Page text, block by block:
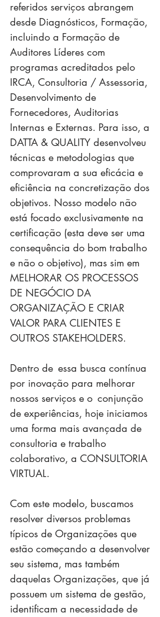
referidos serviços abrangem
desde Diagnósticos, Formação,
incluindo a Formação de
Auditores Líderes com
programas acreditados pelo
IRCA, Consultoria / Assessoria,
Desenvolvimento de
Fornecedores, Auditorias
Internas e Externas. Para isso, a
DATTA & QUALITY desenvolveu
técnicas e metodologias que
comprovaram a sua eficácia e
eficiência na concretização dos
objetivos. Nosso modelo não
está focado exclusivamente na
certificação (esta deve ser uma
consequência do bom trabalho
e não o objetivo), mas sim em
MELHORAR OS PROCESSOS
DE NEGÓCIO DA
ORGANIZAÇÃO E CRIAR
VALOR PARA CLIENTES E
OUTROS STAKEHOLDERS.
Dentro de essa busca contínua
por inovação para melhorar
nossos serviços e o conjunção
de experiências, hoje iniciamos
uma forma mais avançada de
consultoria e trabalho
colaborativo, a CONSULTORIA
VIRTUAL.
Com este modelo, buscamos
resolver diversos problemas
típicos de Organizações que
estão começando a desenvolver
seu sistema, mas também
daquelas Organizações, que já
possuem um sistema de gestão,
identificam a necessidade de